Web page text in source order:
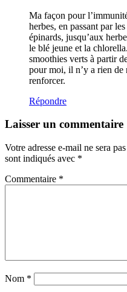
Ma façon pour
herbes, en passant par
épinards, jusqu’aux
le blé jeune et la
smoothies verts à partir
pour moi, il n’y a rien de
renforcer.
Répondre
Laisser un commentaire
Votre adresse e-mail ne sera
sont indiqués avec *
Commentaire *
Nom *